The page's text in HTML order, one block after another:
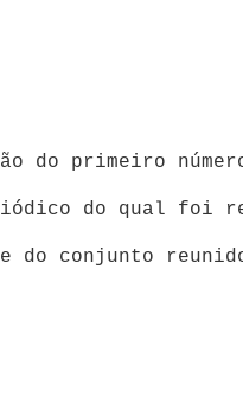
do primeiro
do qual foi
conjunto